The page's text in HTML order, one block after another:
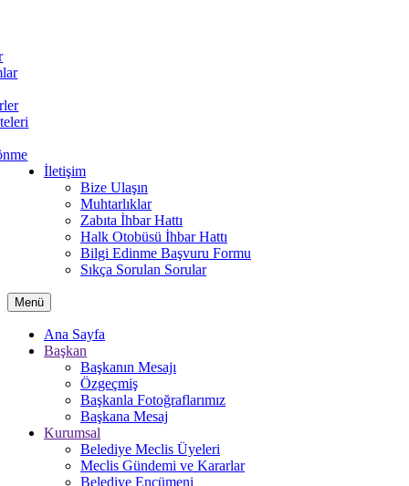
İletişim
Bize Ulaşın
Muhtarlıklar
Zabıta İhbar Hattı
Halk Otobüsü İhbar Hattı
Bilgi Edinme Başvuru Formu
Sıkça Sorulan Sorular
Menü
Ana Sayfa
Başkan
Başkanın Mesajı
Özgeçmiş
Başkanla Fotoğraflarımız
Başkana Mesaj
Kurumsal
Belediye Meclis Üyeleri
Meclis Gündemi ve Kararlar
Belediye Encümeni